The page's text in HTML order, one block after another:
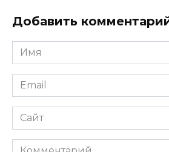
Добавить
Имя
*
Email
*
Сайт
Комментарий